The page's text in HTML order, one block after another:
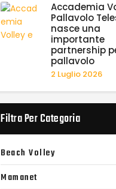
Accademia
Pallavolo
nasce una
importante
partnership
pallavolo
2 Luglio 2026
Filtra Per Categoria
Beach Volley
Mamanet